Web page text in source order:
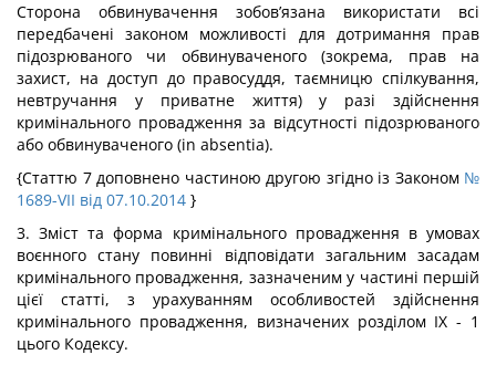
Сторона обвинувачення зобов’язана використати всі
передбачені законом можливості для дотримання прав
підозрюваного чи обвинуваченого (зокрема, прав на
захист, на доступ до правосуддя, таємницю спілкування,
невтручання у приватне життя) у разі здійснення
кримінального провадження за відсутності підозрюваного
або обвинуваченого (in absentia).
{Статтю 7 доповнено частиною другою згідно із Законом №
1689-VII від 07.10.2014 }
3. Зміст та форма кримінального провадження в умовах
воєнного стану повинні відповідати загальним засадам
кримінального провадження, зазначеним у частині першій
цієї статті, з урахуванням особливостей здійснення
кримінального провадження, визначених розділом IX - 1
цього Кодексу.